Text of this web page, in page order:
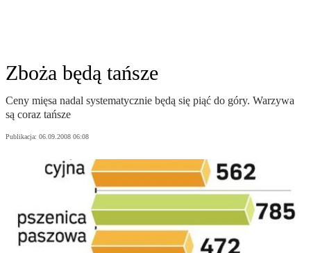
Zboża będą tańsze
Ceny mięsa nadal systematycznie będą się piąć do góry. Warzywa
są coraz tańsze
Publikacja: 06.09.2008 06:08